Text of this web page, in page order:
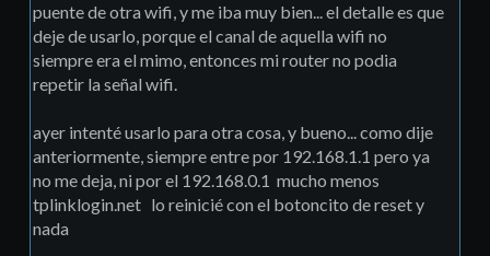
puente de otra wifi, y me iba muy bien... el detalle es que
deje de usarlo, porque el canal de aquella wifi no
siempre era el mimo, entonces mi router no podia
repetir la señal wifi.
ayer intenté usarlo para otra cosa, y bueno... como dije
anteriormente, siempre entre por 192.168.1.1 pero ya
no me deja, ni por el 192.168.0.1 mucho menos
tplinklogin.net lo reinicié con el botoncito de reset y
nada